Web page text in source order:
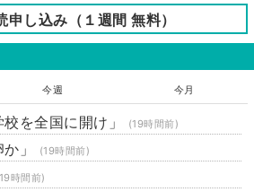
申し込み（１週間 無料）
今週 今月
を全国に開け」 (19時間前)
」 (19時間前)
時間前)